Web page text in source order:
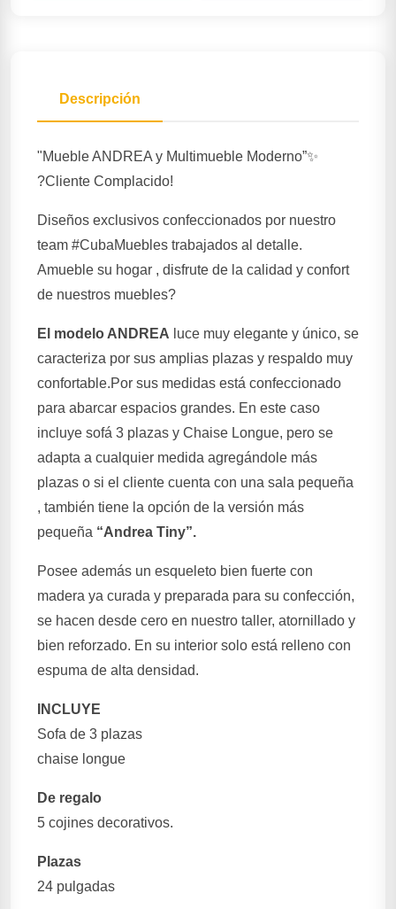
Descripción
"Mueble ANDREA y Multimueble Moderno”✨
?Cliente Complacido!
Diseños exclusivos confeccionados por nuestro
team #CubaMuebles trabajados al detalle.
Amueble su hogar , disfrute de la calidad y confort
de nuestros muebles?
El modelo ANDREA luce muy elegante y único, se
caracteriza por sus amplias plazas y respaldo muy
confortable.Por sus medidas está confeccionado
para abarcar espacios grandes. En este caso
incluye sofá 3 plazas y Chaise Longue, pero se
adapta a cualquier medida agregándole más
plazas o si el cliente cuenta con una sala pequeña
, también tiene la opción de la versión más
pequeña “Andrea Tiny”.
Posee además un esqueleto bien fuerte con
madera ya curada y preparada para su confección,
se hacen desde cero en nuestro taller, atornillado y
bien reforzado. En su interior solo está relleno con
espuma de alta densidad.
INCLUYE
Sofa de 3 plazas
chaise longue
De regalo
5 cojines decorativos.
Plazas
24 pulgadas